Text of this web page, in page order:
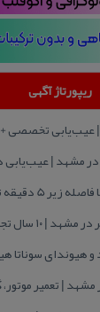
ریپورتاژ آگهی
| عیب‌یابی تخصصی
مشهد | عیب‌یابی
دقیقه تا حرم
و امداد خودرو
هیوندای سوناتا